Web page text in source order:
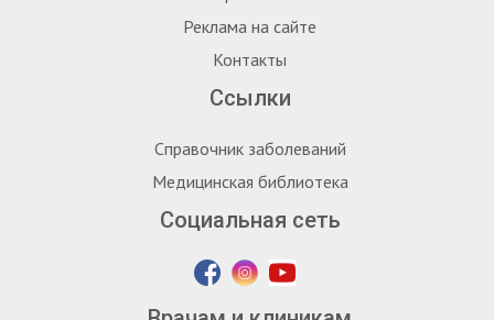
Реклама на сайте
Контакты
Ссылки
Справочник заболеваний
Медицинская библиотека
Социальная сеть